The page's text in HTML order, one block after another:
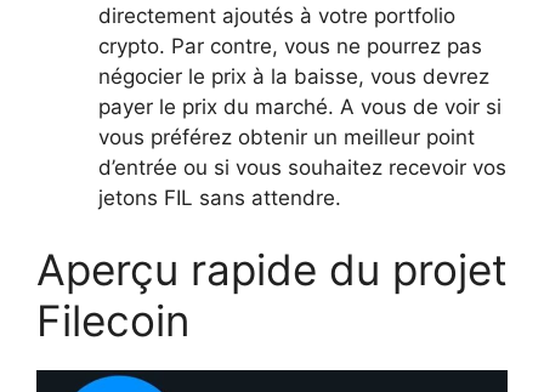
directement ajoutés à votre portfolio
crypto. Par contre, vous ne pourrez pas
négocier le prix à la baisse, vous devrez
payer le prix du marché. A vous de voir si
vous préférez obtenir un meilleur point
d’entrée ou si vous souhaitez recevoir vos
jetons FIL sans attendre.
Aperçu rapide du projet
Filecoin